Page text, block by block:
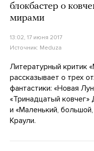
блокбастер о
мирами
13:02, 17 июня 2017
Источник: Meduza
Литературный критик
рассказывает о трех
фантастики: «Новая
«Тринадцатый
и «Маленький,
Краули.